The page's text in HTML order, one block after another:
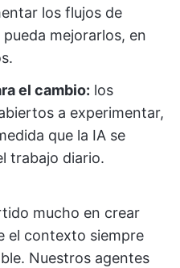
los flujos de
mejorarlos, en
el cambio: los
a experimentar,
que la IA se
trabajo diario.
mucho en crear
el contexto siempre
Nuestros agentes